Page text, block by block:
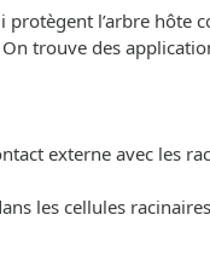
protègent l’arbre
trouve des
externe avec les
les cellules